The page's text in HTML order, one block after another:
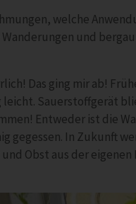
welche
und
Das ging mir ab!
leicht. Sauerstoffgerät
Entweder ist die
gegessen. In Zukunft
Obst aus der